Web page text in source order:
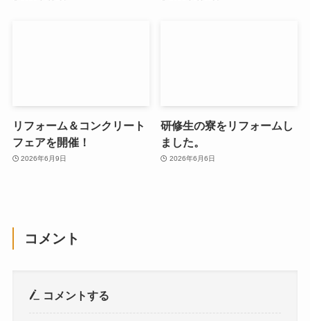
リフォーム＆コンクリート
フェアを開催！
2026年6月9日
研修生の寮をリフォームし
ました。
2026年6月6日
コメント
コメントする